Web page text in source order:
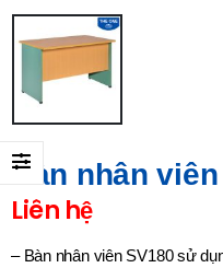
Bàn nhân viên
Liên hệ
– Bàn nhân viên SV180 sử